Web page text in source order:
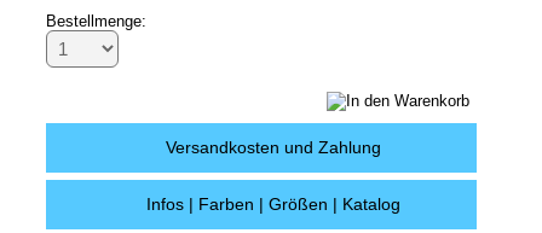
Bestellmenge:
Versandkosten und Zahlung
Infos | Farben | Größen | Katalog